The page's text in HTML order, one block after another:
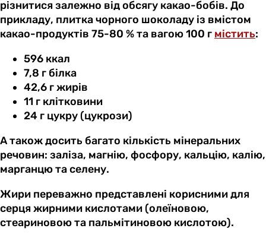
різнитися залежно від обсягу какао-бобів. До
прикладу, плитка чорного шоколаду із вмістом
какао-продуктів 75-80 % та вагою 100 г містить:
596 ккал
7,8 г білка
42,6 г жирів
11 г клітковини
24 г цукру (цукрози)
А також досить багато кількість мінеральних
речовин: заліза, магнію, фосфору, кальцію, калію,
марганцю та селену.
Жири переважно представлені корисними для
серця жирними кислотами (олеїновою,
стеариновою та пальмітиновою кислотою).